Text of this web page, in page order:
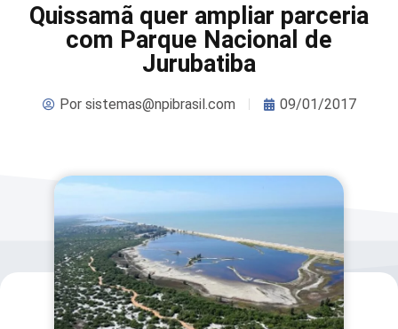
Quissamã quer ampliar parceria
com Parque Nacional de
Jurubatiba
Porsistemas@npibrasil.com 09/01/2017